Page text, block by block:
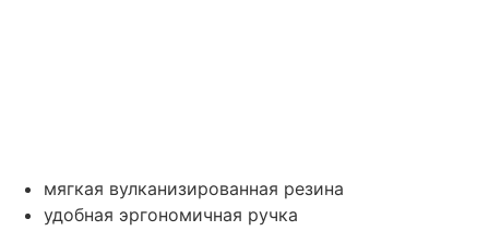
мягкая вулканизированная резина
удобная эргономичная ручка